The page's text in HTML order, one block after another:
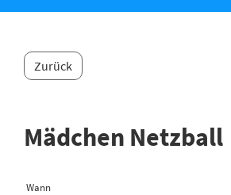
Zurück
Mädchen Netzball
Wann